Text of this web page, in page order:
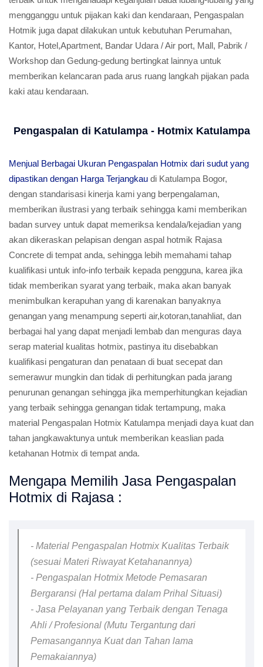
mengganggu untuk pijakan kaki dan kendaraan, Pengaspalan
Hotmik juga dapat dilakukan untuk kebutuhan Perumahan,
Kantor, Hotel,Apartment, Bandar Udara / Air port, Mall, Pabrik /
Workshop dan Gedung-gedung bertingkat lainnya untuk
memberikan kelancaran pada arus ruang langkah pijakan pada
kaki atau kendaraan.
Pengaspalan di Katulampa - Hotmix Katulampa
Menjual Berbagai Ukuran Pengaspalan Hotmix dari sudut yang
dipastikan dengan Harga Terjangkau di Katulampa Bogor,
dengan standarisasi kinerja kami yang berpengalaman,
memberikan ilustrasi yang terbaik sehingga kami memberikan
badan survey untuk dapat memeriksa kendala/kejadian yang
akan dikeraskan pelapisan dengan aspal hotmik Rajasa
Concrete di tempat anda, sehingga lebih memahami tahap
kualifikasi untuk info-info terbaik kepada pengguna, karea jika
tidak memberikan syarat yang terbaik, maka akan banyak
menimbulkan kerapuhan yang di karenakan banyaknya
genangan yang menampung seperti air,kotoran,tanahliat, dan
berbagai hal yang dapat menjadi lembab dan menguras daya
serap material kualitas hotmix, pastinya itu disebabkan
kualifikasi pengaturan dan penataan di buat secepat dan
semerawur mungkin dan tidak di perhitungkan pada jarang
penurunan genangan sehingga jika memperhitungkan kejadian
yang terbaik sehingga genangan tidak tertampung, maka
material Pengaspalan Hotmix Katulampa menjadi daya kuat dan
tahan jangkawaktunya untuk memberikan keaslian pada
ketahanan Hotmix di tempat anda.
Mengapa Memilih Jasa Pengaspalan
Hotmix di Rajasa :
- Material Pengaspalan Hotmix Kualitas Terbaik
(sesuai Materi Riwayat Ketahanannya)
- Pengaspalan Hotmix Metode Pemasaran
Bergaransi (Hal pertama dalam Prihal Situasi)
- Jasa Pelayanan yang Terbaik dengan Tenaga
Ahli / Profesional (Mutu Tergantung dari
Pemasangannya Kuat dan Tahan lama
Pemakaiannya)